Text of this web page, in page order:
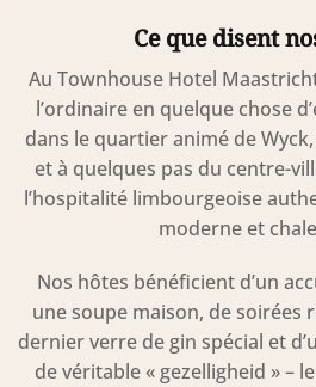
Ce que disent
Au Townhouse Hotel
l’ordinaire en quelque chose
dans le quartier animé de
et à quelques pas du centre-
l’hospitalité limbourgeoise
moderne et
Nos hôtes bénéficient d’un
une soupe maison, de soirées
dernier verre de gin spécial et
de véritable « gezelligheid » –